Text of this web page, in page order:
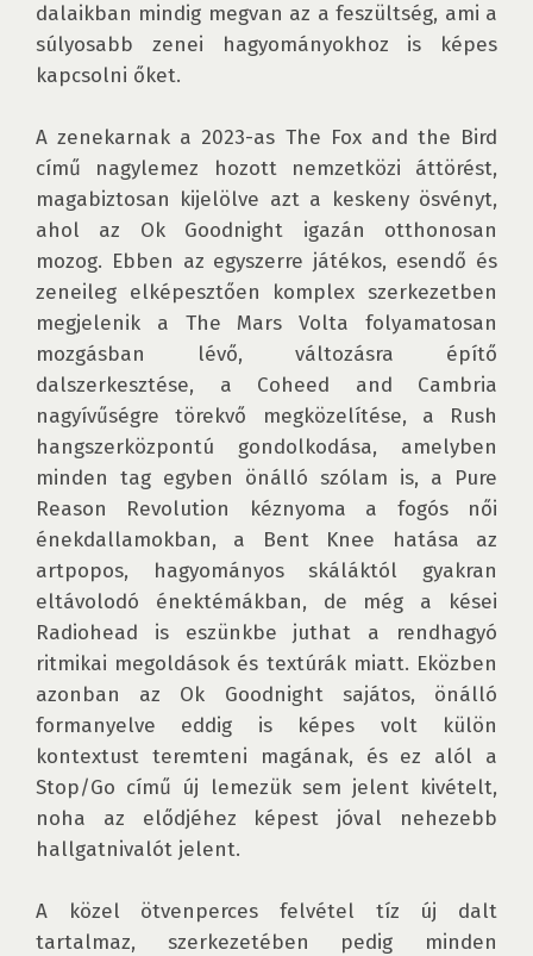
dalaikban mindig megvan az a feszültség, ami a
súlyosabb zenei hagyományokhoz is képes
kapcsolni őket.
A zenekarnak a 2023-as The Fox and the Bird
című nagylemez hozott nemzetközi áttörést,
magabiztosan kijelölve azt a keskeny ösvényt,
ahol az Ok Goodnight igazán otthonosan
mozog. Ebben az egyszerre játékos, esendő és
zeneileg elképesztően komplex szerkezetben
megjelenik a The Mars Volta folyamatosan
mozgásban lévő, változásra építő
dalszerkesztése, a Coheed and Cambria
nagyívűségre törekvő megközelítése, a Rush
hangszerközpontú gondolkodása, amelyben
minden tag egyben önálló szólam is, a Pure
Reason Revolution kéznyoma a fogós női
énekdallamokban, a Bent Knee hatása az
artpopos, hagyományos skáláktól gyakran
eltávolodó énektémákban, de még a kései
Radiohead is eszünkbe juthat a rendhagyó
ritmikai megoldások és textúrák miatt. Eközben
azonban az Ok Goodnight sajátos, önálló
formanyelve eddig is képes volt külön
kontextust teremteni magának, és ez alól a
Stop/Go című új lemezük sem jelent kivételt,
noha az elődjéhez képest jóval nehezebb
hallgatnivalót jelent.
A közel ötvenperces felvétel tíz új dalt
tartalmaz, szerkezetében pedig minden